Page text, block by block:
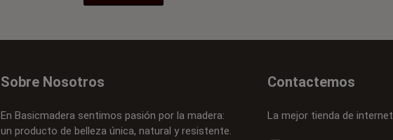
Sobre Nosotros
En Basicmadera sentimos pasión por la madera:
un producto de belleza única, natural y resistente.
Contactemos
La mejor tienda de internet